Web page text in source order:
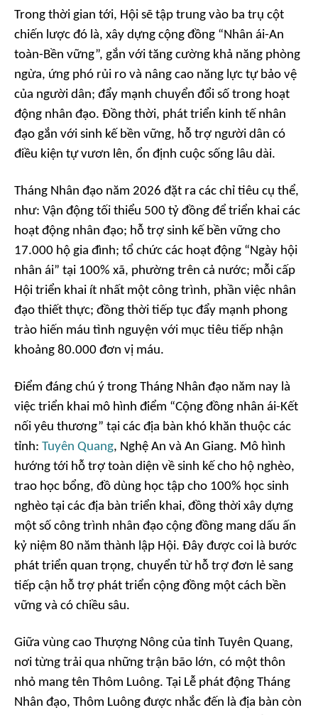
Trong thời gian tới, Hội sẽ tập trung vào ba trụ cột
chiến lược đó là, xây dựng cộng đồng “Nhân ái-An
toàn-Bền vững”, gắn với tăng cường khả năng phòng
ngừa, ứng phó rủi ro và nâng cao năng lực tự bảo vệ
của người dân; đẩy mạnh chuyển đổi số trong hoạt
động nhân đạo. Đồng thời, phát triển kinh tế nhân
đạo gắn với sinh kế bền vững, hỗ trợ người dân có
điều kiện tự vươn lên, ổn định cuộc sống lâu dài.
Tháng Nhân đạo năm 2026 đặt ra các chỉ tiêu cụ thể,
như: Vận động tối thiểu 500 tỷ đồng để triển khai các
hoạt động nhân đạo; hỗ trợ sinh kế bền vững cho
17.000 hộ gia đình; tổ chức các hoạt động “Ngày hội
nhân ái” tại 100% xã, phường trên cả nước; mỗi cấp
Hội triển khai ít nhất một công trình, phần việc nhân
đạo thiết thực; đồng thời tiếp tục đẩy mạnh phong
trào hiến máu tình nguyện với mục tiêu tiếp nhận
khoảng 80.000 đơn vị máu.
Điểm đáng chú ý trong Tháng Nhân đạo năm nay là
việc triển khai mô hình điểm “Cộng đồng nhân ái-Kết
nối yêu thương” tại các địa bàn khó khăn thuộc các
tỉnh: Tuyên Quang, Nghệ An và An Giang. Mô hình
hướng tới hỗ trợ toàn diện về sinh kế cho hộ nghèo,
trao học bổng, đồ dùng học tập cho 100% học sinh
nghèo tại các địa bàn triển khai, đồng thời xây dựng
một số công trình nhân đạo cộng đồng mang dấu ấn
kỷ niệm 80 năm thành lập Hội. Đây được coi là bước
phát triển quan trọng, chuyển từ hỗ trợ đơn lẻ sang
tiếp cận hỗ trợ phát triển cộng đồng một cách bền
vững và có chiều sâu.
Giữa vùng cao Thượng Nông của tỉnh Tuyên Quang,
nơi từng trải qua những trận bão lớn, có một thôn
nhỏ mang tên Thôm Luông. Tại Lễ phát động Tháng
Nhân đạo, Thôm Luông được nhắc đến là địa bàn còn